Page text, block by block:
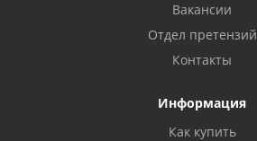
Вакансии
Отдел претензий
Контакты
Информация
Как купить